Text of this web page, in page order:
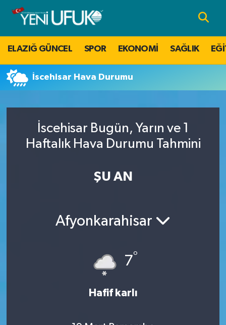
ELAZIĞ GÜNCEL SPOR EKONOMİ SAĞLIK
İscehisar Hava Durumu
İscehisar Bugün, Yarın ve 1
Haftalık Hava Durumu Tahmini
ŞU AN
Afyonkarahisar
7°
Hafif karlı
Nöbetçi Eczaneler
Hava Durumu
Namaz Vakitleri
Süper Lig Puan Durumu ve Fikstür
Haber Arşivi